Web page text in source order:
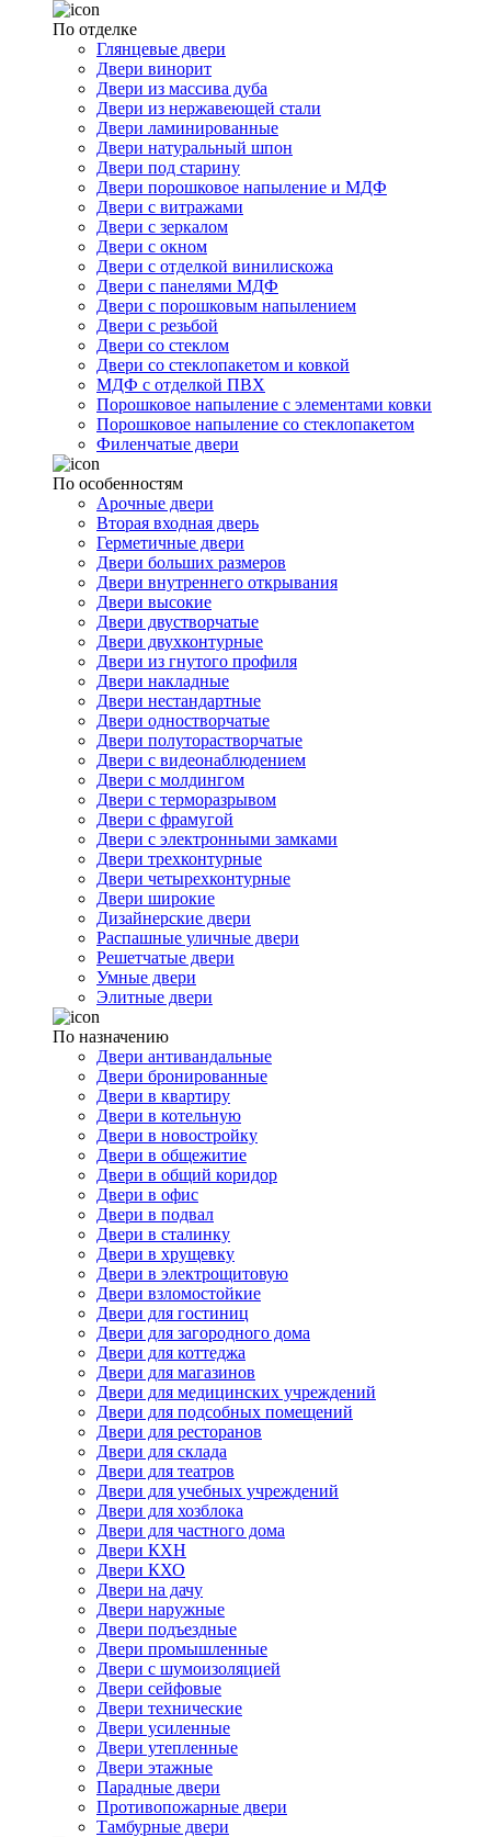
По отделке
Глянцевые двери
Двери винорит
Двери из массива дуба
Двери из нержавеющей стали
Двери ламинированные
Двери натуральный шпон
Двери под старину
Двери порошковое напыление и МДФ
Двери с витражами
Двери с зеркалом
Двери с окном
Двери с отделкой винилискожа
Двери с панелями МДФ
Двери с порошковым напылением
Двери с резьбой
Двери со стеклом
Двери со стеклопакетом и ковкой
МДФ с отделкой ПВХ
Порошковое напыление с элементами ковки
Порошковое напыление со стеклопакетом
Филенчатые двери
По особенностям
Арочные двери
Вторая входная дверь
Герметичные двери
Двери больших размеров
Двери внутреннего открывания
Двери высокие
Двери двустворчатые
Двери двухконтурные
Двери из гнутого профиля
Двери накладные
Двери нестандартные
Двери одностворчатые
Двери полуторастворчатые
Двери с видеонаблюдением
Двери с молдингом
Двери с терморазрывом
Двери с фрамугой
Двери с электронными замками
Двери трехконтурные
Двери четырехконтурные
Двери широкие
Дизайнерские двери
Распашные уличные двери
Решетчатые двери
Умные двери
Элитные двери
По назначению
Двери антивандальные
Двери бронированные
Двери в квартиру
Двери в котельную
Двери в новостройку
Двери в общежитие
Двери в общий коридор
Двери в офис
Двери в подвал
Двери в сталинку
Двери в хрущевку
Двери в электрощитовую
Двери взломостойкие
Двери для гостиниц
Двери для загородного дома
Двери для коттеджа
Двери для магазинов
Двери для медицинских учреждений
Двери для подсобных помещений
Двери для ресторанов
Двери для склада
Двери для театров
Двери для учебных учреждений
Двери для хозблока
Двери для частного дома
Двери КХН
Двери КХО
Двери на дачу
Двери наружные
Двери подъездные
Двери промышленные
Двери с шумоизоляцией
Двери сейфовые
Двери технические
Двери усиленные
Двери утепленные
Двери этажные
Парадные двери
Противопожарные двери
Тамбурные двери